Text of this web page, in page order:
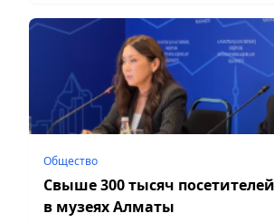
Общество
Свыше 300 тысяч
в музеях Алматы